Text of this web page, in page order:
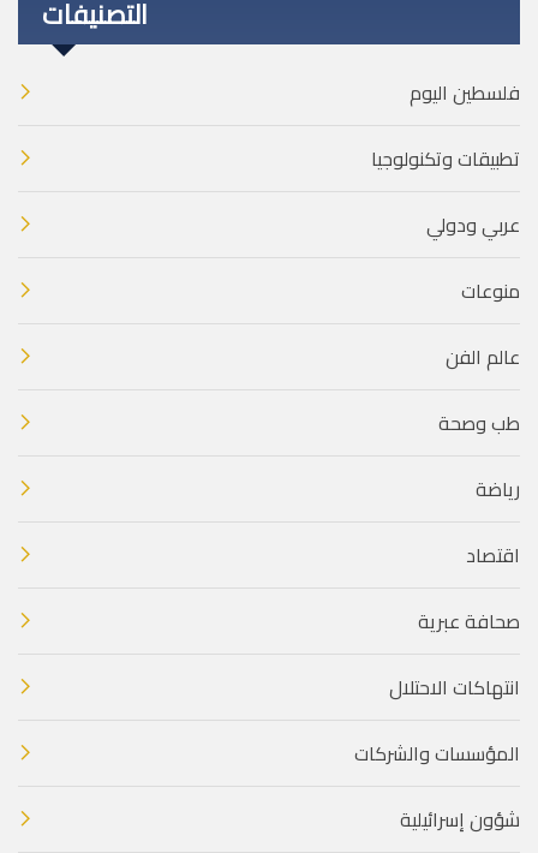
التصنيفات
فلسطين اليوم
تطبيقات وتكنولوجيا
عربي ودولي
منوعات
عالم الفن
طب وصحة
رياضة
اقتصاد
صحافة عبرية
انتهاكات الاحتلال
المؤسسات والشركات
شؤون إسرائيلية